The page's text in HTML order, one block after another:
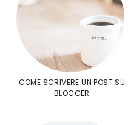
COME SCRIVERE UN POST SU
BLOGGER